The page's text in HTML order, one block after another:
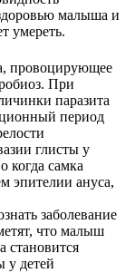
малыша и
умереть.
провоцирующее
При
паразита
период
глисты у
когда самка
эпителии ануса,
заболевание
что малыш
становится
у детей